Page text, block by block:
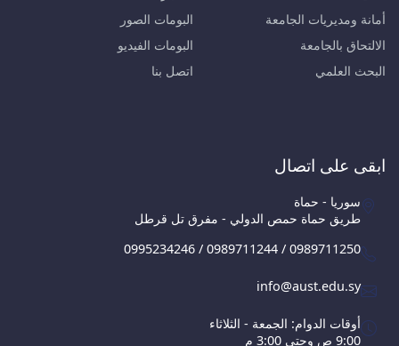
أمانة ومديريات الجامعة
الالتحاق بالجامعة
البحث العلمي
البومات الصور
البومات الفيديو
اتصل بنا
ابقى على اتصال
سوريا - حماة
طريق حماة حمص الدولي - مفرق تل قرطل
0995234246 / 0989711244 / 0989711250
info@aust.edu.sy
أوقات الدوام: الجمعة - الثلاثاء
9:00 ص وحتى 3:00 م